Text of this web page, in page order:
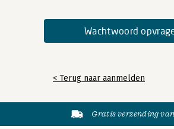
< Terug naar aanmelden
Gratis verzending